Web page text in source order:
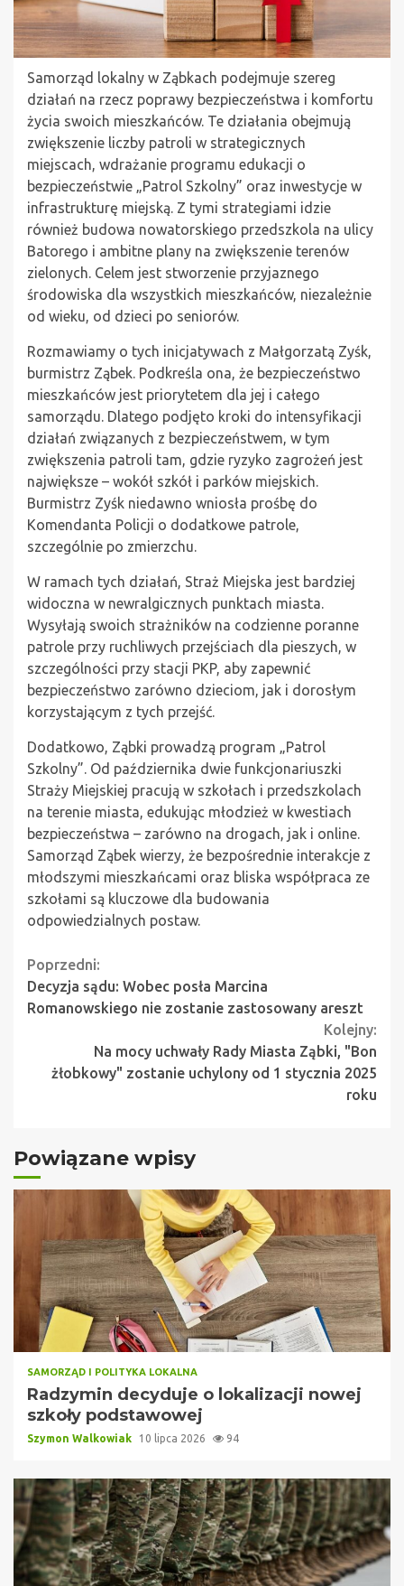
Samorząd lokalny w Ząbkach podejmuje szereg
działań na rzecz poprawy bezpieczeństwa i komfortu
życia swoich mieszkańców. Te działania obejmują
zwiększenie liczby patroli w strategicznych
miejscach, wdrażanie programu edukacji o
bezpieczeństwie „Patrol Szkolny” oraz inwestycje w
infrastrukturę miejską. Z tymi strategiami idzie
również budowa nowatorskiego przedszkola na ulicy
Batorego i ambitne plany na zwiększenie terenów
zielonych. Celem jest stworzenie przyjaznego
środowiska dla wszystkich mieszkańców, niezależnie
od wieku, od dzieci po seniorów.
Rozmawiamy o tych inicjatywach z Małgorzatą Zyśk,
burmistrz Ząbek. Podkreśla ona, że bezpieczeństwo
mieszkańców jest priorytetem dla jej i całego
samorządu. Dlatego podjęto kroki do intensyfikacji
działań związanych z bezpieczeństwem, w tym
zwiększenia patroli tam, gdzie ryzyko zagrożeń jest
największe – wokół szkół i parków miejskich.
Burmistrz Zyśk niedawno wniosła prośbę do
Komendanta Policji o dodatkowe patrole,
szczególnie po zmierzchu.
W ramach tych działań, Straż Miejska jest bardziej
widoczna w newralgicznych punktach miasta.
Wysyłają swoich strażników na codzienne poranne
patrole przy ruchliwych przejściach dla pieszych, w
szczególności przy stacji PKP, aby zapewnić
bezpieczeństwo zarówno dzieciom, jak i dorosłym
korzystającym z tych przejść.
Dodatkowo, Ząbki prowadzą program „Patrol
Szkolny”. Od października dwie funkcjonariuszki
Straży Miejskiej pracują w szkołach i przedszkolach
na terenie miasta, edukując młodzież w kwestiach
bezpieczeństwa – zarówno na drogach, jak i online.
Samorząd Ząbek wierzy, że bezpośrednie interakcje z
młodszymi mieszkańcami oraz bliska współpraca ze
szkołami są kluczowe dla budowania
odpowiedzialnych postaw.
Continue
Reading
Poprzedni:
Decyzja sądu: Wobec posła Marcina
Romanowskiego nie zostanie zastosowany areszt
Kolejny:
Na mocy uchwały Rady Miasta Ząbki, "Bon
żłobkowy" zostanie uchylony od 1 stycznia 2025
roku
Powiązane wpisy
SAMORZĄD I POLITYKA LOKALNA
Radzymin decyduje o lokalizacji nowej
szkoły podstawowej
Szymon Walkowiak 10 lipca 2026 94